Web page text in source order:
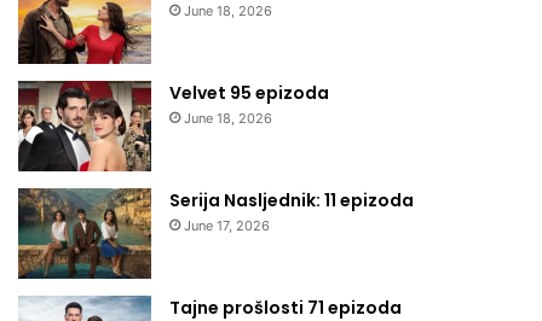
June 18, 2026
Velvet 95 epizoda
June 18, 2026
Serija Nasljednik: 11 epizoda
June 17, 2026
Tajne prošlosti 71 epizoda